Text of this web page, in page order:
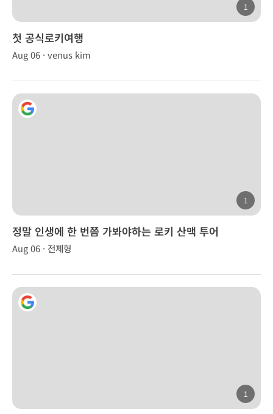
1
첫 공식로키여행
Aug 06 · venus kim
1
정말 인생에 한 번쯤 가봐야하는 로키 산맥 투어
Aug 06 · 전제형
1